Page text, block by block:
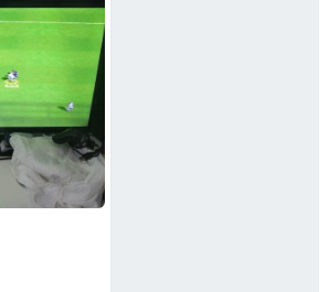
explicado.
#PSP
#WII
#PS Vita
#Zelda
Figther
Hill